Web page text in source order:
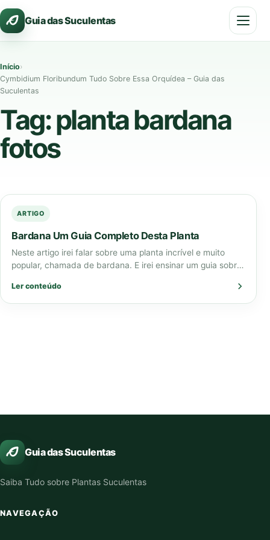
Pular
para
o
Guia das Suculentas
Início›
Cymbidium Floribundum Tudo Sobre Essa Orquídea – Guia das
Suculentas
Tag:planta bardana
fotos
ARTIGO
Bardana Um Guia Completo Desta Planta
Neste artigo irei falar sobre uma planta incrível e muito
popular, chamada de bardana. E irei ensinar um guia sobre
Ler conteúdo
Guia das Suculentas
Saiba Tudo sobre Plantas Suculentas
NAVEGAÇÃO